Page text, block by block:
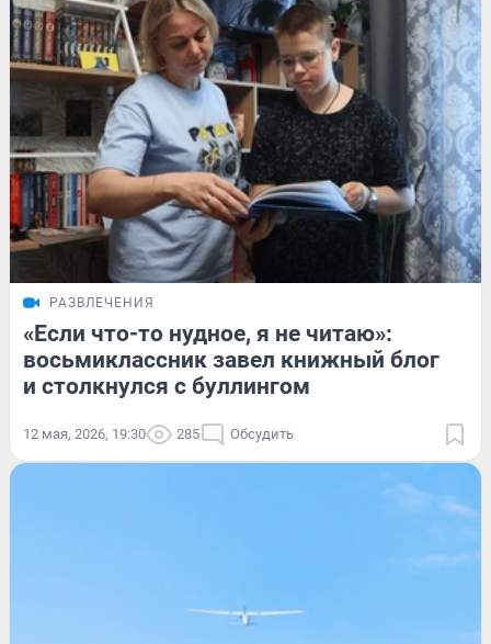
РАЗВЛЕЧЕНИЯ
«Если что-то нудное, я не читаю»:
восьмиклассник завел книжный блог
и столкнулся с буллингом
12 мая, 2026, 19:30 285 Обсудить